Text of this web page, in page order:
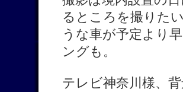
るところを撮りた
うな車が予定より
ングも。
テレビ神奈川様、